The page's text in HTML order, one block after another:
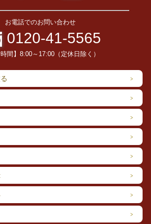
お電話でのお問い合わせ
0120-41-5565
時間】8:00～17:00（定休日除く）